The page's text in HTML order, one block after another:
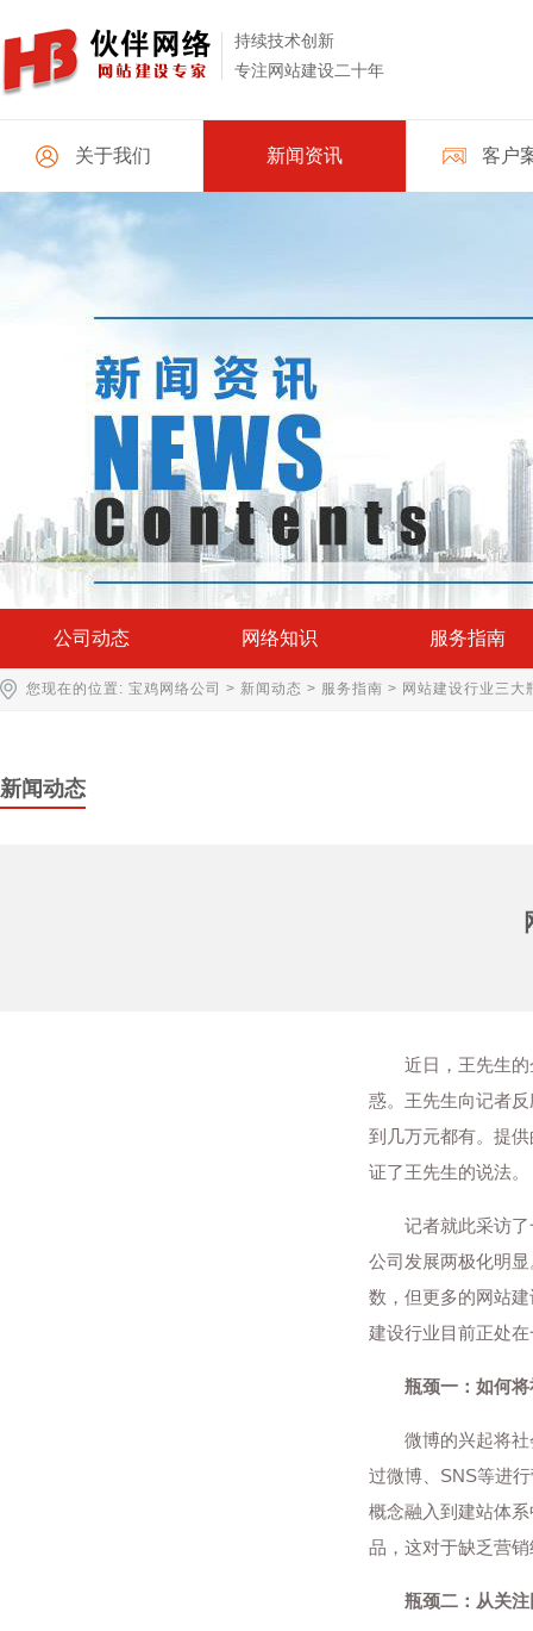
持续技术创新
专注网站建设二十年
关于我们 新闻资讯 客户
公司动态 网络知识 服务指南
您现在的位置: 宝鸡网络公司 > 新闻动态 > 服务指南 > 网站建设行业三大
新闻动态
近日，王先生的
惑。王先生向记者
到几万元都有。提
证了王先生的说法。
记者就此采访了
公司发展两极化明
数，但更多的网站
建设行业目前正处
瓶颈一：如何
微博的兴起将社
过微博、SNS等进
概念融入到建站体
品，这对于缺乏营
瓶颈二：从关